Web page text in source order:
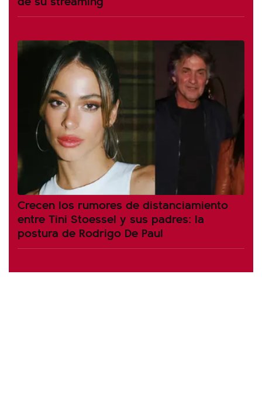
Crecen los rumores de distanciamiento
entre Tini Stoessel y sus padres: la
postura de Rodrigo De Paul